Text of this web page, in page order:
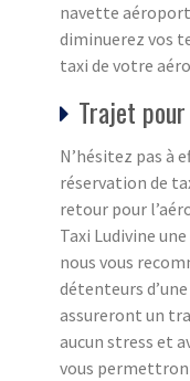
navette
diminuerez vos
taxi de votre
Trajet
N’hésitez pas à
réservation de
retour pour
Taxi Ludivine
nous vous
détenteurs
assureront un
aucun stress et
vous